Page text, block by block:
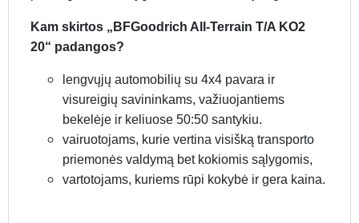
Kam skirtos „BFGoodrich All-Terrain T/A KO2
20“ padangos?
lengvųjų automobilių su 4x4 pavara ir
visureigių savininkams, važiuojantiems
bekelėje ir keliuose 50:50 santykiu.
vairuotojams, kurie vertina visišką transporto
priemonės valdymą bet kokiomis sąlygomis,
vartotojams, kuriems rūpi kokybė ir gera kaina.